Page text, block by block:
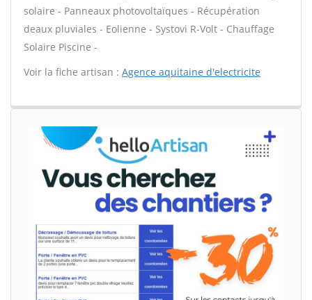
solaire - Panneaux photovoltaïques - Récupération
deaux pluviales - Eolienne - Systovi R-Volt - Chauffage
Solaire Piscine -
Voir la fiche artisan : Agence aquitaine d'electricite